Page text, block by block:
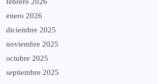
enero 2026
diciembre 2025
noviembre 2025
octubre 2025
septiembre 2025